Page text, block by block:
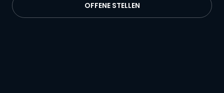
OFFENE STELLEN